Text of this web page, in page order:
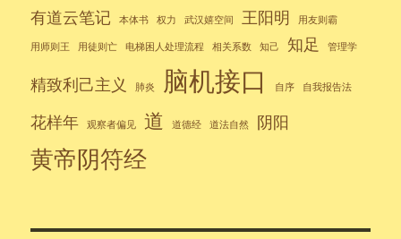
有道云笔记 本体书 权力 武汉嬉空间 王阳明 用友则霸
用师则王 用徒则亡 电梯困人处理流程 相关系数 知己 知足 管理学
精致利己主义 肺炎 脑机接口 自序 自我报告法
花样年 观察者偏见 道 道德经 道法自然 阴阳
黄帝阴符经